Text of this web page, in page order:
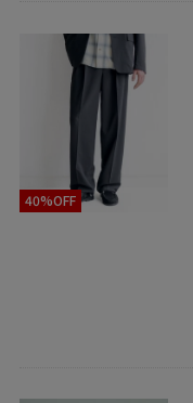
40%OFF